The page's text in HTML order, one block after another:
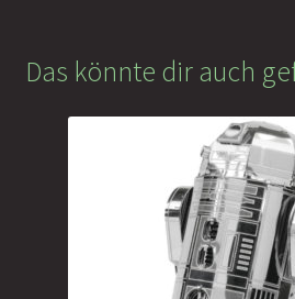
Das könnte dir auch